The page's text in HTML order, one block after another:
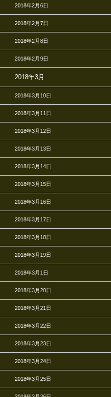
2018年2月6日
2018年2月7日
2018年2月8日
2018年2月9日
2018年3月
2018年3月10日
2018年3月11日
2018年3月12日
2018年3月13日
2018年3月14日
2018年3月15日
2018年3月16日
2018年3月17日
2018年3月18日
2018年3月19日
2018年3月1日
2018年3月20日
2018年3月21日
2018年3月22日
2018年3月23日
2018年3月24日
2018年3月25日